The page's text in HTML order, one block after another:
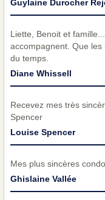
Guylaine Durocher
Liette, Benoit et
accompagnent. Que
du temps.
Diane Whissell
Recevez mes très
Spencer
Louise Spencer
Mes plus sincères
Ghislaine Vallée